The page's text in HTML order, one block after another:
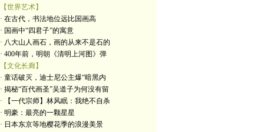
【世界艺术】
· 在古代，书法地位远比国画高
· 国画中“四君子”的寓意
· 八大山人画石，画的从来不是石的
· 400年前，明朝《清明上河图》弹
【文化长廊】
· 童话破灭，迪士尼公主爆“暗黑内
· 揭秘“百代画圣”吴道子为何没有留
· 【一代宗师】林风眠：我绝不自杀
· 明豪：最亮的一颗星星
· 日本东京等地樱花季的浪漫美景